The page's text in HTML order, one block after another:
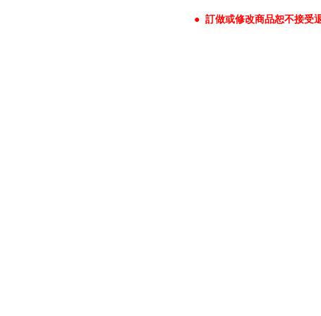
● 訂做或修改商品恕不接受